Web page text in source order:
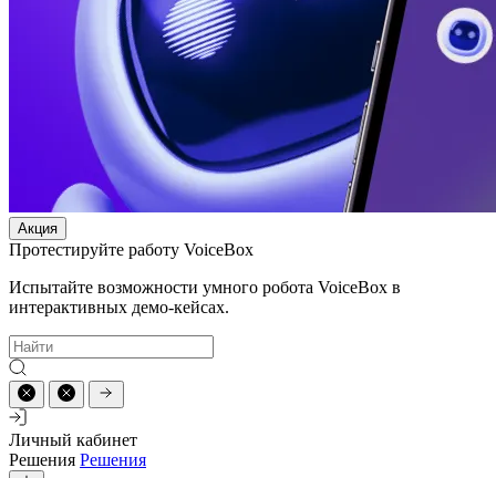
Акция
Протестируйте работу VoiceBox
Испытайте возможности умного робота VoiceBox в
интерактивных демо-кейсах.
Личный кабинет
Решения Решения